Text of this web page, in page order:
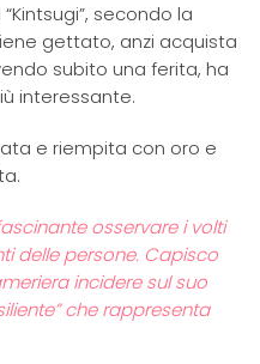
secondo la
gettato, anzi acquista
subito una ferita, ha
interessante.
e riempita con oro e
osservare i volti
delle persone. Capisco
incidere sul suo
che rappresenta